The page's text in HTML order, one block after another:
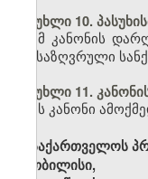
მუხლი 10.
ამ კანონის
განსაზღვრული
მუხლი 11.
ეს კანონი
საქართველოს
თბილისი,